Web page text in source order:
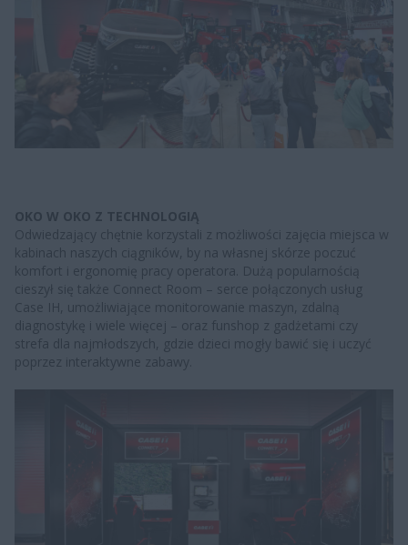
OKO W OKO Z TECHNOLOGIĄ
Odwiedzający chętnie korzystali z możliwości zajęcia miejsca w
kabinach naszych ciągników, by na własnej skórze poczuć
komfort i ergonomię pracy operatora. Dużą popularnością
cieszył się także Connect Room – serce połączonych usług
Case IH, umożliwiające monitorowanie maszyn, zdalną
diagnostykę i wiele więcej – oraz funshop z gadżetami czy
strefa dla najmłodszych, gdzie dzieci mogły bawić się i uczyć
poprzez interaktywne zabawy.